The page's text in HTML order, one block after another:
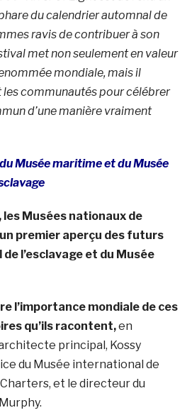
du calendrier automnal de
ravis de contribuer à son
met non seulement en valeur
mondiale, mais il
communautés pour célébrer
d’une manière vraiment
Musée maritime et du Musée
Musées nationaux de
premier aperçu des futurs
l’esclavage et du Musée
l’importance mondiale de ces
qu’ils racontent,en
principal, Kossy
du Musée international de
et le directeur du